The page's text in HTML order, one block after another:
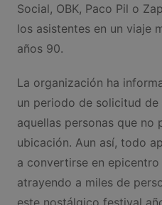
Social, OBK, Paco Pil o
los asistentes en un viaje
años 90.
La organización ha
un periodo de solicitud de
aquellas personas que no
ubicación. Aun así, todo
a convertirse en
atrayendo a miles de
este nostálgico festival